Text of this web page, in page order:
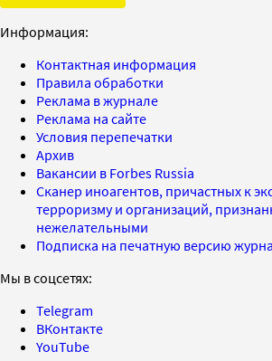
Информация:
Контактная информация
Правила обработки
Реклама в журнале
Реклама на сайте
Условия перепечатки
Архив
Вакансии в Forbes Russia
Сканер иноагентов, причастных к
терроризму и организаций,
нежелательными
Подписка на печатную версию
Мы в соцсетях:
Telegram
ВКонтакте
YouTube